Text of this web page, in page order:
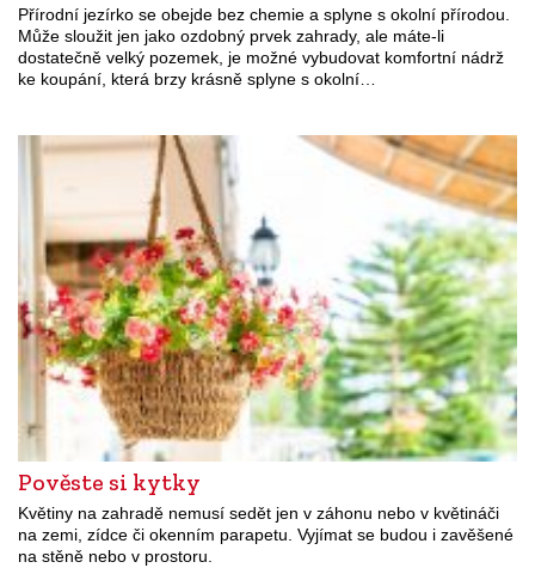
Přírodní jezírko se obejde bez chemie a splyne s okolní přírodou.
Může sloužit jen jako ozdobný prvek zahrady, ale máte-li
dostatečně velký pozemek, je možné vybudovat komfortní nádrž
ke koupání, která brzy krásně splyne s okolní…
Pověste si kytky
Květiny na zahradě nemusí sedět jen v záhonu nebo v květináči
na zemi, zídce či okenním parapetu. Vyjímat se budou i zavěšené
na stěně nebo v prostoru.